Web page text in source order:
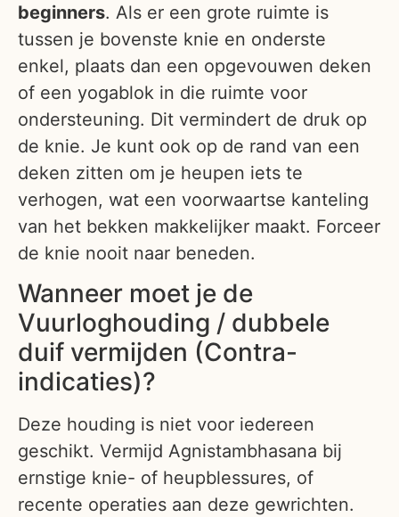
beginners. Als er een grote ruimte is
tussen je bovenste knie en onderste
enkel, plaats dan een opgevouwen deken
of een yogablok in die ruimte voor
ondersteuning. Dit vermindert de druk op
de knie. Je kunt ook op de rand van een
deken zitten om je heupen iets te
verhogen, wat een voorwaartse kanteling
van het bekken makkelijker maakt. Forceer
de knie nooit naar beneden.
Wanneer moet je de
Vuurloghouding / dubbele
duif vermijden (Contra-
indicaties)?
Deze houding is niet voor iedereen
geschikt. Vermijd Agnistambhasana bij
ernstige knie- of heupblessures, of
recente operaties aan deze gewrichten.